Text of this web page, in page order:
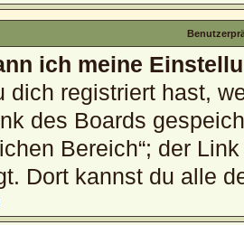
ich meine
dich registriert hast,
des Boards
Bereich“; der
Dort kannst du alle